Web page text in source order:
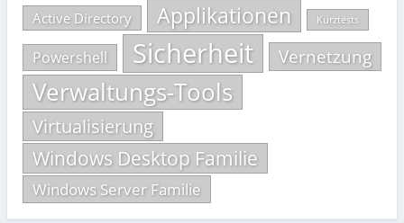
Active Directory Applikationen Kurztests
Powershell Sicherheit Vernetzung
Verwaltungs-Tools
Virtualisierung
Windows Desktop Familie
Windows Server Familie